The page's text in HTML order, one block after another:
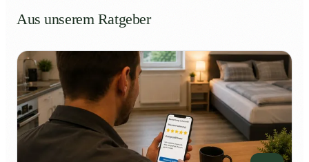
Aus unserem Ratgeber